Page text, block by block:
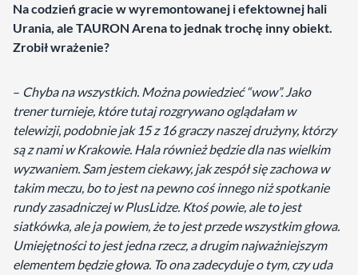
Na codzień gracie w wyremontowanej i efektownej hali
Urania, ale TAURON Arena to jednak trochę inny obiekt.
Zrobił wrażenie?
– Chyba na wszystkich. Można powiedzieć “wow”. Jako
trener turnieje, które tutaj rozgrywano oglądałam w
telewizji, podobnie jak 15 z 16 graczy naszej drużyny, którzy
są z nami w Krakowie. Hala również będzie dla nas wielkim
wyzwaniem. Sam jestem ciekawy, jak zespół się zachowa w
takim meczu, bo to jest na pewno coś innego niż spotkanie
rundy zasadniczej w PlusLidze. Ktoś powie, ale to jest
siatkówka, ale ja powiem, że to jest przede wszystkim głowa.
Umiejętności to jest jedna rzecz, a drugim najważniejszym
elementem będzie głowa. To ona zadecyduje o tym, czy uda